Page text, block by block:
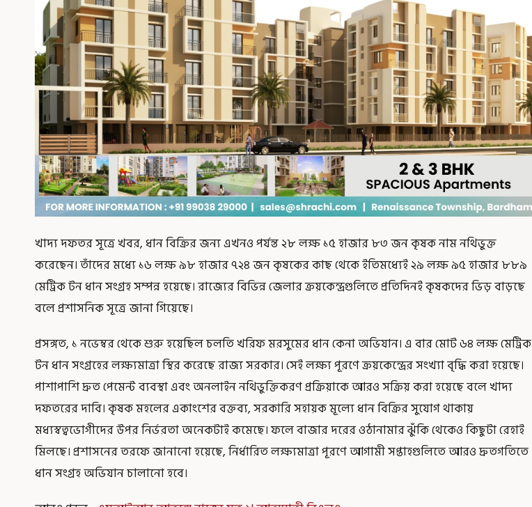
খাদ্য দফতর সূত্রে খবর, ধান বিক্রির জন্য এখনও পর্যন্ত ২৮ লক্ষ ১৫ হাজার ৮৩ জন কৃষক নাম নথিভুক্ত
করেছেন। তাঁদের মধ্যে ১৬ লক্ষ ৯৮ হাজার ৭২৪ জন কৃষকের কাছ থেকে ইতিমধ্যেই ২৯ লক্ষ ৯৫ হাজার ৮৮৯
মেট্রিক টন ধান সংগ্রহ সম্পন্ন হয়েছে। রাজ্যের বিভিন্ন জেলার ক্রয়কেন্দ্রগুলিতে প্রতিদিনই কৃষকদের ভিড় বাড়ছে
বলে প্রশাসনিক সূত্রে জানা গিয়েছে।
প্রসঙ্গত, ১ নভেম্বর থেকে শুরু হয়েছিল চলতি খরিফ মরসুমের ধান কেনা অভিযান। এ বার মোট ৬৪ লক্ষ মেট্রিক
টন ধান সংগ্রহের লক্ষ্যমাত্রা স্থির করেছে রাজ্য সরকার। সেই লক্ষ্য পূরণে ক্রয়কেন্দ্রের সংখ্যা বৃদ্ধি করা হয়েছে।
পাশাপাশি দ্রুত পেমেন্ট ব্যবস্থা এবং অনলাইন নথিভুক্তিকরণ প্রক্রিয়াকে আরও সক্রিয় করা হয়েছে বলে খাদ্য
দফতরের দাবি। কৃষক মহলের একাংশের বক্তব্য, সরকারি সহায়ক মূল্যে ধান বিক্রির সুযোগ থাকায়
মধ্যস্বত্বভোগীদের উপর নির্ভরতা অনেকটাই কমেছে। ফলে বাজার দরের ওঠানামার ঝুঁকি থেকেও কিছুটা রেহাই
মিলছে। প্রশাসনের তরফে জানানো হয়েছে, নির্ধারিত লক্ষ্যমাত্রা পূরণে আগামী সপ্তাহগুলিতে আরও দ্রুতগতিতে
ধান সংগ্রহ অভিযান চালানো হবে।